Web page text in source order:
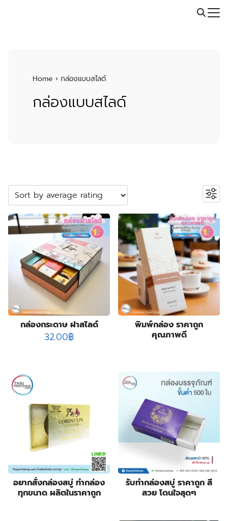
Call: 064-246-5614 | Line: @thaiprintshop
Home › กล่องแบบสไลด์
กล่องแบบสไลด์
ค้นหาสินค้า
Search
หมวดหมู่สินค้า
ปลอกสวมแก้ว 22
products
กระเป๋าผ้า ถุงผ้า 55
products
กล่องกระดาษคราฟท์ 2323
products
กล่องขนม 2323
products
กล่องครีม 5555
products
กล่องครีมกันแดด
products
กล่องจั่วปัง พรีเมี่ยม 1919
กล่องดิสเพลย์ 99
กล่องฟอยล์
กล่องลิปสติก
กล่องสบู่ 84
products
กล่องสบู่กระดาษคราฟท์
products
กล่องสินค้า OTOP 88
products
กล่องอาหารเสริม 1919
products
กล่องอื่นๆ 28
products
กล่องเซ็ต 88
products
กล่องเซรั่ม 99
products
กล่องแบบฝาเปิดหน้า 22
products
กล่องกระดาษ ฝาสไลด์
32.00฿
พิมพ์กล่อง ราคาถูก
คุณภาพดี
อยากสั่งกล่องสบู่ ทำกล่อง
ทุกขนาด ผลิตในราคาถูก
รับทำกล่องสบู่ ราคาถูก สี
สวย โดนใจสุดๆ